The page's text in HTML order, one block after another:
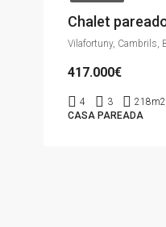
417.000€
4 3
218m2
CASA PAREADA